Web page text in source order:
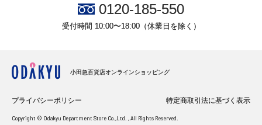
0120-185-550
受付時間 10:00〜18:00（休業日を除く）
小田急百貨店オンラインショッピング
プライバシーポリシー 特定商取引法に基づく表示
Copyright © Odakyu Department Store Co.,Ltd. , All Rights Reserved.